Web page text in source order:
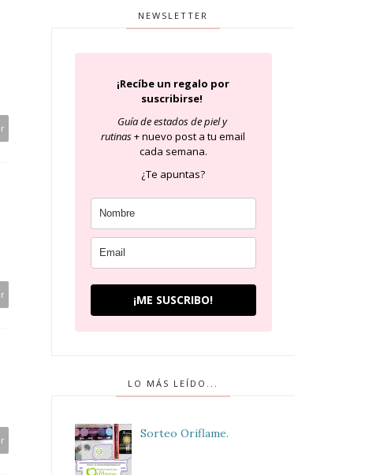
NEWSLETTER
¡Recíbe un regalo por
suscribirse!
Guía de estados de piely
rutinas+ nuevo post a tu email
cada semana.
¿Te apuntas?
¡ME SUSCRIBO!
LO MÁS LEÍDO...
Sorteo Oriflame.